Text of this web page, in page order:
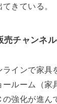
きている。
売チャンネ
ラインで家具
ールーム（家
強化が進ん